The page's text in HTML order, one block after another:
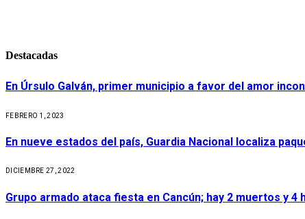
Destacadas
En Úrsulo Galván, primer municipio a favor del amor
FEBRERO 1, 2023
En nueve estados del país, Guardia Nacional localiza
DICIEMBRE 27, 2022
Grupo armado ataca fiesta en Cancún; hay 2 muertos y 4